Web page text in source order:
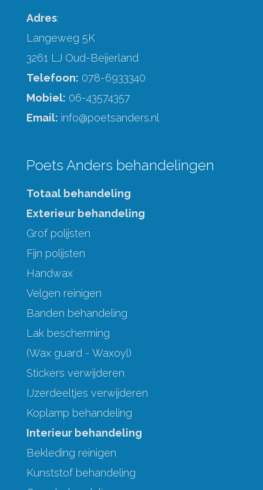
Adres:
Langeweg 5K
3261 LJ Oud-Beijerland
Telefoon: 078-6933340
Mobiel: 06-43574357
Email: info@poetsanders.nl
Poets Anders behandelingen
Totaal behandeling
Exterieur behandeling
Grof polijsten
Fijn polijsten
Handwax
Velgen reinigen
Banden behandeling
Lak bescherming
(Wax guard - Waxoyl)
Stickers verwijderen
IJzerdeeltjes verwijderen
Koplamp behandeling
Interieur behandeling
Bekleding reinigen
Kunststof behandeling